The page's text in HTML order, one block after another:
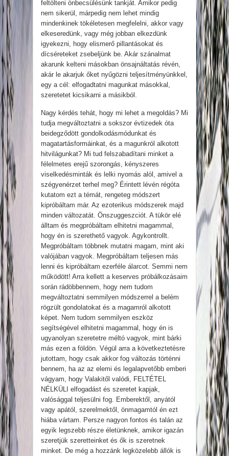
feltölteni önbecsülésünk tankját. Amikor pedig
nem sikerül, márpedig nem lehet mindig
mindenkinek tökéletesen megfelelni, akkor vagy
elkeseredünk, vagy még jobban elkezdünk
igyekezni, hogy elismerő pillantásokat és
dícséreteket zsebeljünk be. Akár szánalmat
akarunk kelteni másokban önsajnáltatás révén,
akár le akarjuk őket nyűgözni teljesítményünkkel,
egy a cél: elfogadtatni magunkat másokkal,
szeretetet kicsikarni a másikból.
Nagy kérdés tehát, hogy mi lehet a megoldás? Mi
tudja megváltoztatni a sokszor évtizedek óta
beidegződött gondolkodásmódunkat és
magatartásformáinkat, és a magunkról alkotott
hitvilágunkat? Mi tud felszabadítani minket a
félelmetes erejű szorongás, kényszeres
viselkedésminták és lelki nyomás alól, amivel a
szégyenérzet terhel meg? Érintett lévén régóta
kutatom ezt a témát, rengeteg módszert
kipróbáltam már. Az ezoterikus módszerek majd
minden változatát. Önszuggeszciót. A tükör elé
álltam és megpróbáltam elhitetni magammal,
hogy én is szerethető vagyok. Agykontrollt.
Megpróbáltam többnek mutatni magam, mint aki
valójában vagyok. Megpróbáltam teljesen más
lenni és kipróbáltam ezerféle álarcot. Semmi nem
működött! Arra kellett a keserves próbálkozásaim
során rádöbbennem, hogy nem tudom
megváltoztatni semmilyen módszerrel a belém
rögzült gondolatokat és a magamról alkotott
képet. Nem tudom semmilyen eszköz
segítségével elhitetni magammal, hogy én is
ugyanolyan szeretetre méltó vagyok, mint bárki
más ezen a földön. Végül arra a következtetésre
jutottam, hogy csak akkor fog változás történni
bennem, ha az az elemi és legalapvetőbb emberi
vágyam, hogy Valakitől valódi, FELTÉTEL
NÉLKÜLI elfogadást és szeretet kapjak,
valósággal teljesülni fog. Emberektől, anyától
vagy apától, szerelmektől, önmagamtól én ezt
hiába vártam. Persze nagyon fontos és talán az
egyik legszebb része életünknek, amikor igazán
szeretjük szeretteinket és ők is szeretnek
minket. De még a hozzánk legközelebb állók is